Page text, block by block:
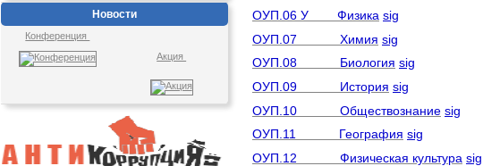
Новости
Конференция
Акция
ОУП.06 У Физика sig
ОУП.07 Химия sig
ОУП.08 Биология sig
ОУП.09 История sig
ОУП.10 Обществознание sig
ОУП.11 География sig
ОУП.12 Физическая культура sig